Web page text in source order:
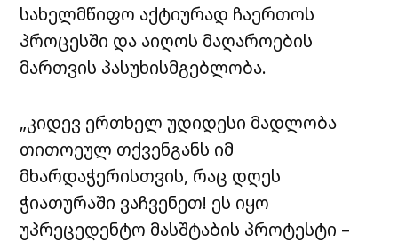
სახელმწიფო აქტიურად ჩაერთოს
პროცესში და აიღოს მაღაროების
მართვის პასუხისმგებლობა.
„კიდევ ერთხელ უდიდესი მადლობა
თითოეულ თქვენგანს იმ
მხარდაჭერისთვის, რაც დღეს
ჭიათურაში ვაჩვენეთ! ეს იყო
უპრეცედენტო მასშტაბის პროტესტი –